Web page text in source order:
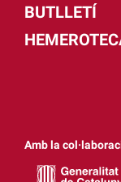
BUTLLETÍ
Amb la